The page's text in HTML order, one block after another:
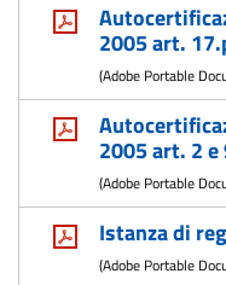
2005 art.
(Adobe Portable
2005 art. 2
(Adobe Portable
Istanza di
(Adobe Portable